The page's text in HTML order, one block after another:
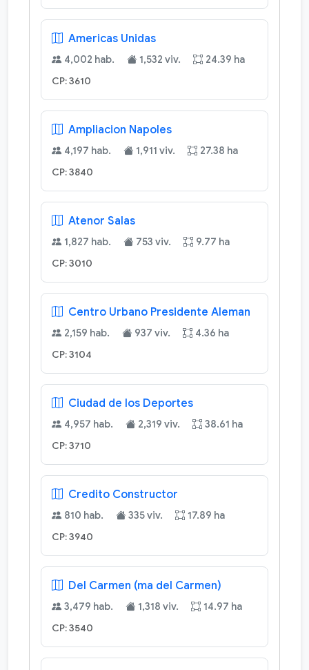
Americas Unidas
4,002 hab. 1,532 viv. 24.39 ha
CP: 3610
Ampliacion Napoles
4,197 hab. 1,911 viv. 27.38 ha
CP: 3840
Atenor Salas
1,827 hab. 753 viv. 9.77 ha
CP: 3010
Centro Urbano Presidente Aleman
2,159 hab. 937 viv. 4.36 ha
CP: 3104
Ciudad de los Deportes
4,957 hab. 2,319 viv. 38.61 ha
CP: 3710
Credito Constructor
810 hab. 335 viv. 17.89 ha
CP: 3940
Del Carmen (ma del Carmen)
3,479 hab. 1,318 viv. 14.97 ha
CP: 3540